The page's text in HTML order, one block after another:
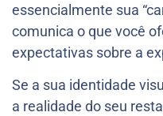
essencialmente sua
comunica o que você
expectativas sobre a
Se a sua identidade
a realidade do seu